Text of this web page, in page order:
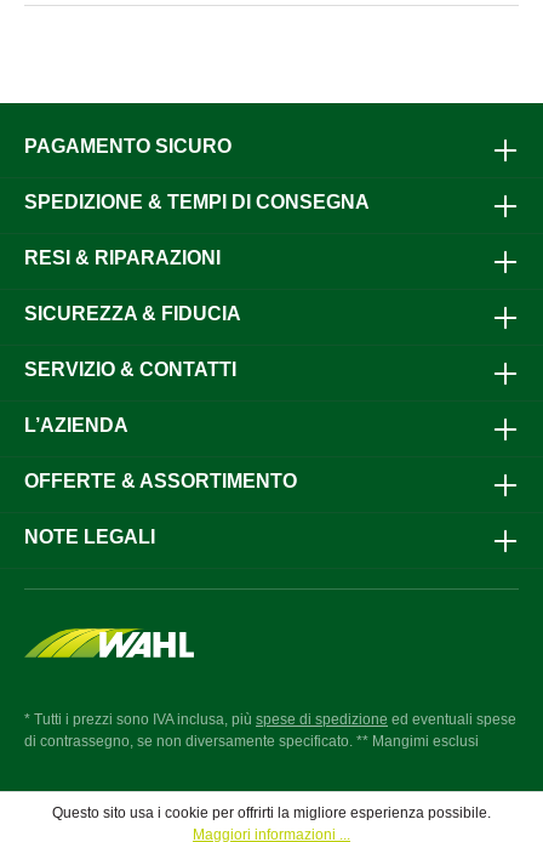
PAGAMENTO SICURO
SPEDIZIONE & TEMPI DI CONSEGNA
RESI & RIPARAZIONI
SICUREZZA & FIDUCIA
SERVIZIO & CONTATTI
L’AZIENDA
OFFERTE & ASSORTIMENTO
NOTE LEGALI
* Tutti i prezzi sono IVA inclusa, più spese di spedizione ed eventuali spese
di contrassegno, se non diversamente specificato. ** Mangimi esclusi
Questo sito usa i cookie per offrirti la migliore esperienza possibile.
Maggiori informazioni ...